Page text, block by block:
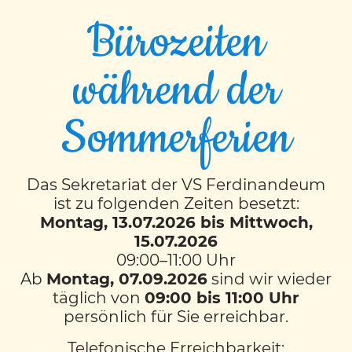
Fasching in der 2.
Klasse – Ein buntes Fest
voller Spaß!
Am Faschingsdienstag war in unserer
Klasse jede Menge los! Gemeinsam mit der
4 Arte und der 3m haben wir ein tolles
Faschingsfest gefeiert.
Zuerst haben wir mit unserer Partnerklasse,
Bürozeiten
während der
Sommerferien
Das Sekretariat der VS Ferdinandeum
ist zu folgenden Zeiten besetzt:
Montag, 13.07.2026 bis Mittwoch,
15.07.2026
09:00–11:00 Uhr
Ab Montag, 07.09.2026 sind wir wieder
täglich von 09:00 bis 11:00 Uhr
persönlich für Sie erreichbar.
Telefonische Erreichbarkeit: